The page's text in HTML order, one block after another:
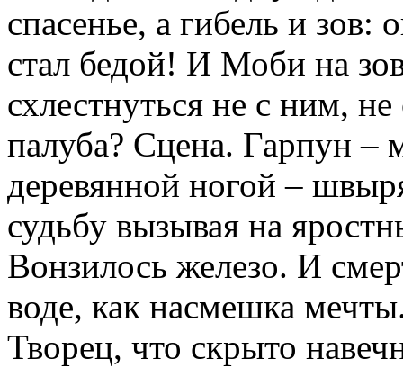
спасенье, а гибель и зов:
стал бедой! И Моби на
схлестнуться не с ним,
палуба? Сцена. Гарпун –
деревянной ногой –
судьбу вызывая на
Вонзилось железо. И
воде, как насмешка
Творец, что скрыто